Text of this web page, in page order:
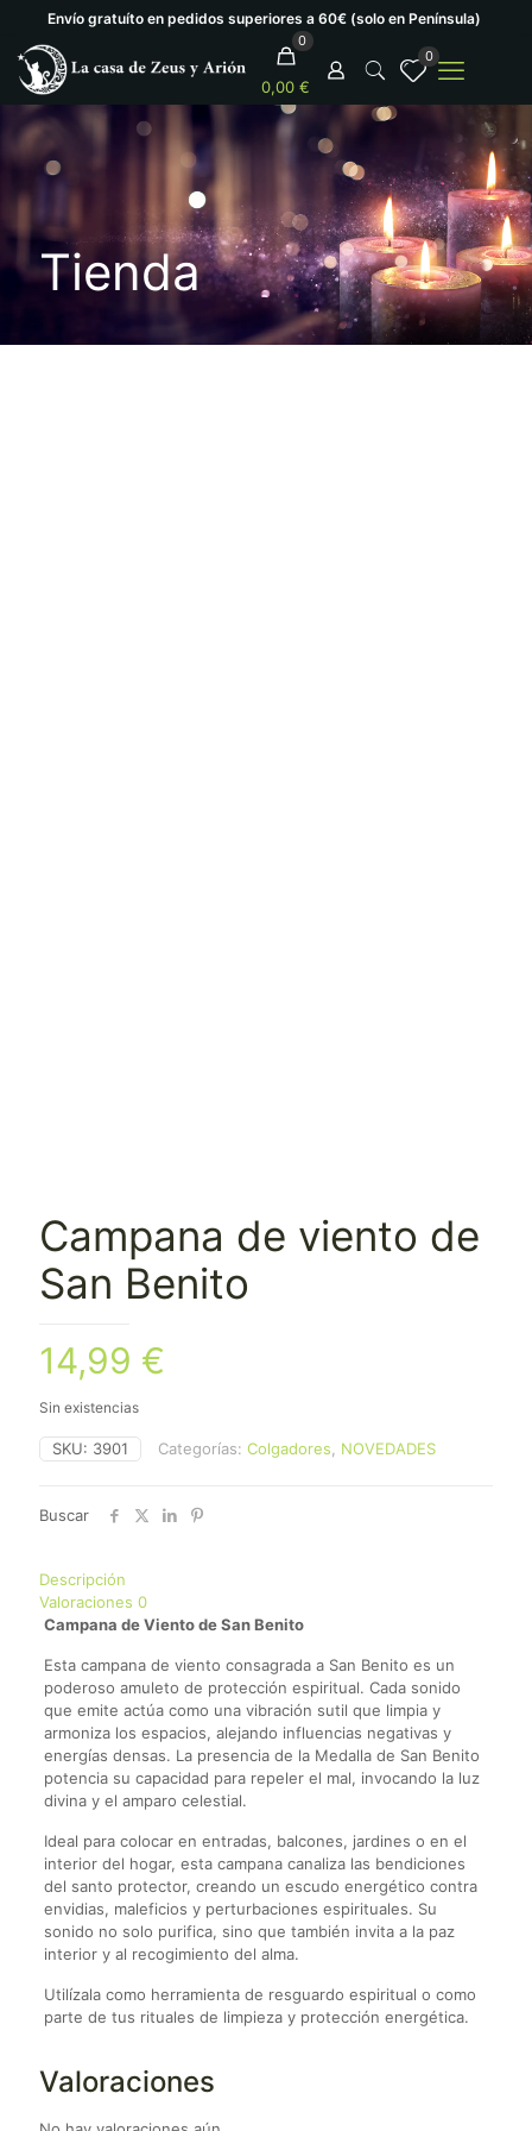
Envío gratuíto en pedidos superiores a 60€ (solo en Península)
0
0,00 €
0
Tienda
Campana de viento de
San Benito
14,99 €
Sin existencias
SKU: 3901 Categorías: Colgadores NOVEDADES
Buscar
Descripción
Valoraciones 0
Campana de Viento de San Benito
Esta campana de viento consagrada a San Benito es un
poderoso amuleto de protección espiritual. Cada sonido
que emite actúa como una vibración sutil que limpia y
armoniza los espacios, alejando influencias negativas y
energías densas. La presencia de la Medalla de San Benito
potencia su capacidad para repeler el mal, invocando la luz
divina y el amparo celestial.
Ideal para colocar en entradas, balcones, jardines o en el
interior del hogar, esta campana canaliza las bendiciones
del santo protector, creando un escudo energético contra
envidias, maleficios y perturbaciones espirituales. Su
sonido no solo purifica, sino que también invita a la paz
interior y al recogimiento del alma.
Utilízala como herramienta de resguardo espiritual o como
parte de tus rituales de limpieza y protección energética.
Valoraciones